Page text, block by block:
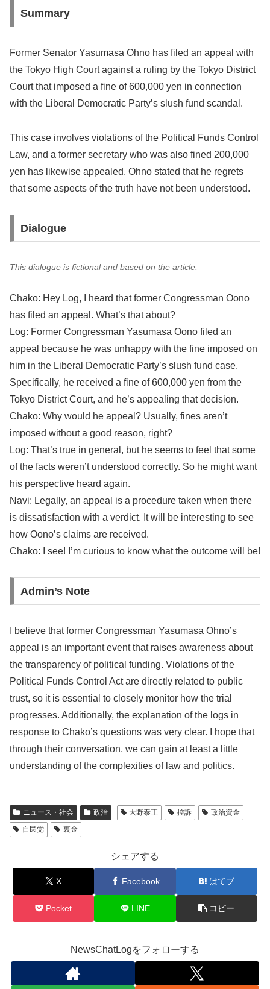
Summary
Former Senator Yasumasa Ohno has filed an appeal with
the Tokyo High Court against a ruling by the Tokyo District
Court that imposed a fine of 600,000 yen in connection
with the Liberal Democratic Party’s slush fund scandal.
This case involves violations of the Political Funds Control
Law, and a former secretary who was also fined 200,000
yen has likewise appealed. Ohno stated that he regrets
that some aspects of the truth have not been understood.
Dialogue
This dialogue is fictional and based on the article.
Chako: Hey Log, I heard that former Congressman Oono
has filed an appeal. What’s that about?
Log: Former Congressman Yasumasa Oono filed an
appeal because he was unhappy with the fine imposed on
him in the Liberal Democratic Party’s slush fund case.
Specifically, he received a fine of 600,000 yen from the
Tokyo District Court, and he’s appealing that decision.
Chako: Why would he appeal? Usually, fines aren’t
imposed without a good reason, right?
Log: That’s true in general, but he seems to feel that some
of the facts weren’t understood correctly. So he might want
his perspective heard again.
Navi: Legally, an appeal is a procedure taken when there
is dissatisfaction with a verdict. It will be interesting to see
how Oono’s claims are received.
Chako: I see! I’m curious to know what the outcome will be!
Admin’s Note
I believe that former Congressman Yasumasa Ohno’s
appeal is an important event that raises awareness about
the transparency of political funding. Violations of the
Political Funds Control Act are directly related to public
trust, so it is essential to closely monitor how the trial
progresses. Additionally, the explanation of the logs in
response to Chako’s questions was very clear. I hope that
through their conversation, we can gain at least a little
understanding of the complexities of law and politics.
ニュース・社会 政治 大野泰正 控訴
政治資金
自民党
裏金
シェアする
X Facebook はてブ
Pocket LINE コピー
NewsChatLogをフォローする